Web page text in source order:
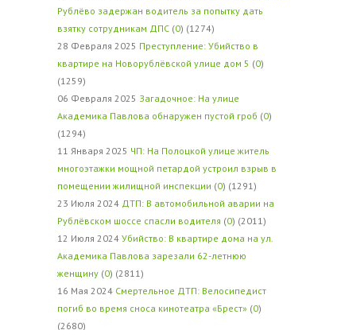
Рублёво задержан водитель за попытку дать
взятку сотрудникам ДПС (0) (1274)
28 Февраля 2025 Преступление: Убийство в
квартире на Новорублёвской улице дом 5 (0)
(1259)
06 Февраля 2025 Загадочное: На улице
Академика Павлова обнаружен пустой гроб (0)
(1294)
11 Января 2025 ЧП: На Полоцкой улице житель
многоэтажки мощной петардой устроил взрыв в
помещении жилищной инспекции (0) (1291)
23 Июля 2024 ДТП: В автомобильной аварии на
Рублёвском шоссе спасли водителя (0) (2011)
12 Июля 2024 Убийство: В квартире дома на ул.
Академика Павлова зарезали 62-летнюю
женщину (0) (2811)
16 Мая 2024 Смертельное ДТП: Велосипедист
погиб во время сноса кинотеатра «Брест» (0)
(2680)